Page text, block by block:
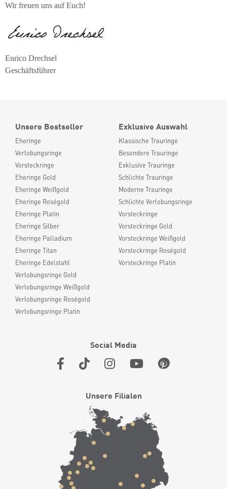
Wir freuen uns auf Euch!
Enrico Drechsel
Geschäftsführer
Unsere Bestseller
Eheringe
Verlobungsringe
Vorsteckringe
Eheringe Gold
Eheringe Weißgold
Eheringe Roségold
Eheringe Platin
Eheringe Silber
Eheringe Palladium
Eheringe Titan
Eheringe Edelstahl
Verlobungsringe Gold
Verlobungsringe Weißgold
Verlobungsringe Roségold
Verlobungsringe Platin
Exklusive Auswahl
Klassische Trauringe
Besondere Trauringe
Exklusive Trauringe
Schlichte Trauringe
Moderne Trauringe
Schlichte Verlobungsringe
Vorsteckringe
Vorsteckringe Gold
Vorsteckringe Weißgold
Vorsteckringe Roségold
Vorsteckringe Platin
Social Media
Unsere Filialen